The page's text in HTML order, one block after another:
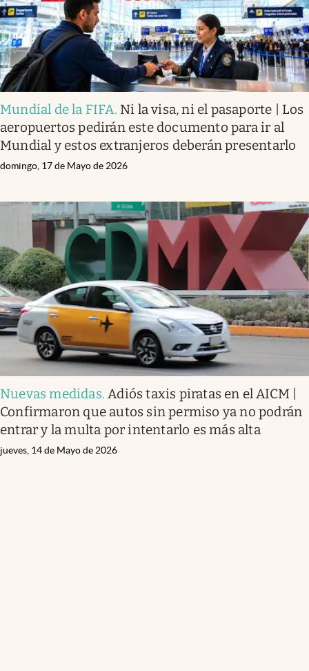
Mundial de la FIFA. Ni la visa, ni el pasaporte | Los
aeropuertos pedirán este documento para ir al
Mundial y estos extranjeros deberán presentarlo
domingo, 17 de Mayo de 2026
Nuevas medidas.Adiós taxis piratas en el AICM |
Confirmaron que autos sin permiso ya no podrán
entrar y la multa por intentarlo es más alta
jueves, 14 de Mayo de 2026